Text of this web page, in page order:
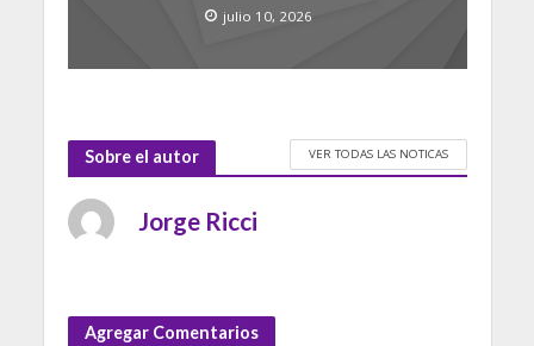
julio 10, 2026
Sobre el autor VER TODAS LAS NOTICAS
Jorge Ricci
Agregar Comentarios